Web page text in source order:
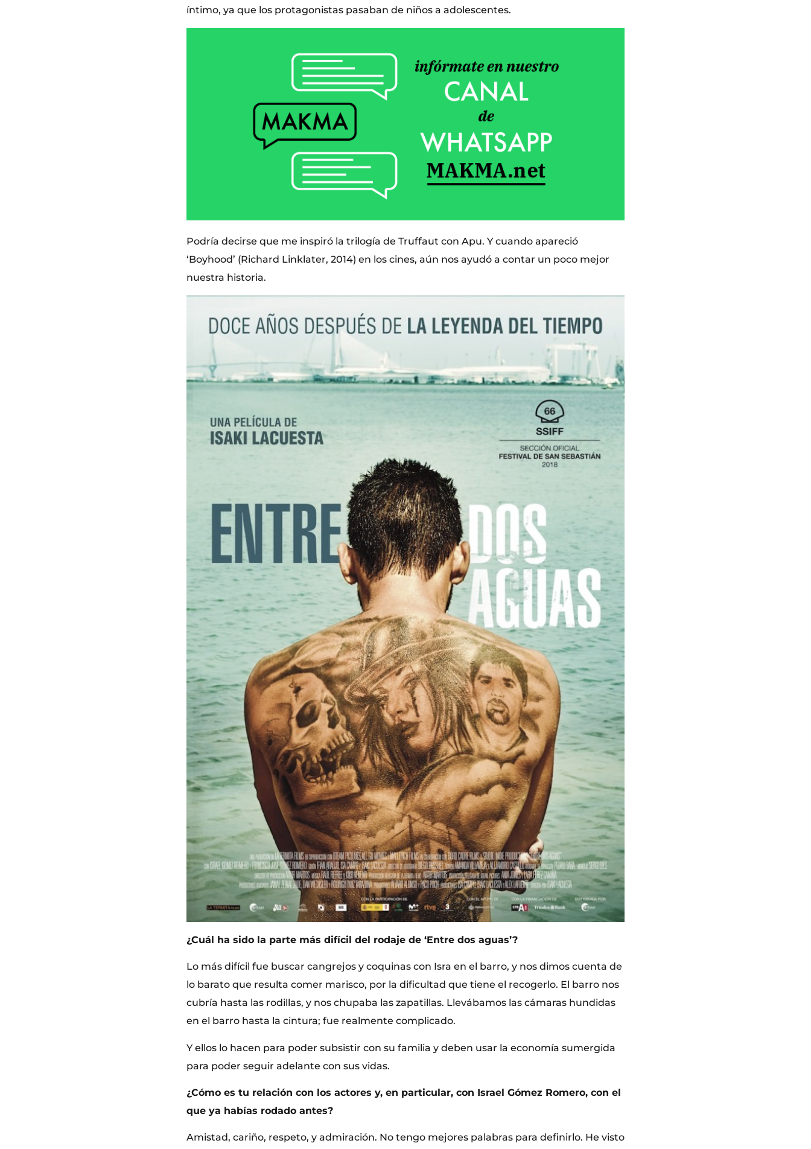
íntimo, ya que los protagonistas pasaban de niños a adolescentes.
Podría decirse que me inspiró la trilogía de Truffaut con Apu. Y cuando apareció
‘Boyhood’ (Richard Linklater, 2014) en los cines, aún nos ayudó a contar un poco mejor
nuestra historia.
¿Cuál ha sido la parte más difícil del rodaje de ‘Entre dos aguas’?
Lo más difícil fue buscar cangrejos y coquinas con Isra en el barro, y nos dimos cuenta de
lo barato que resulta comer marisco, por la dificultad que tiene el recogerlo. El barro nos
cubría hasta las rodillas, y nos chupaba las zapatillas. Llevábamos las cámaras hundidas
en el barro hasta la cintura; fue realmente complicado.
Y ellos lo hacen para poder subsistir con su familia y deben usar la economía sumergida
para poder seguir adelante con sus vidas.
¿Cómo es tu relación con los actores y, en particular, con Israel Gómez Romero, con el
que ya habías rodado antes?
Amistad, cariño, respeto, y admiración. No tengo mejores palabras para definirlo. He visto